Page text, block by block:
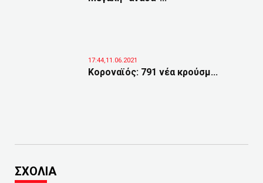
17:44,11.06.2021
Κοροναϊός: 791 νέα κρούσμ...
ΣΧΟΛΙΑ